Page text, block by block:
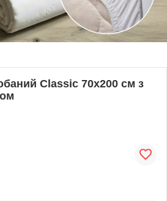
Classic 70х200 см з